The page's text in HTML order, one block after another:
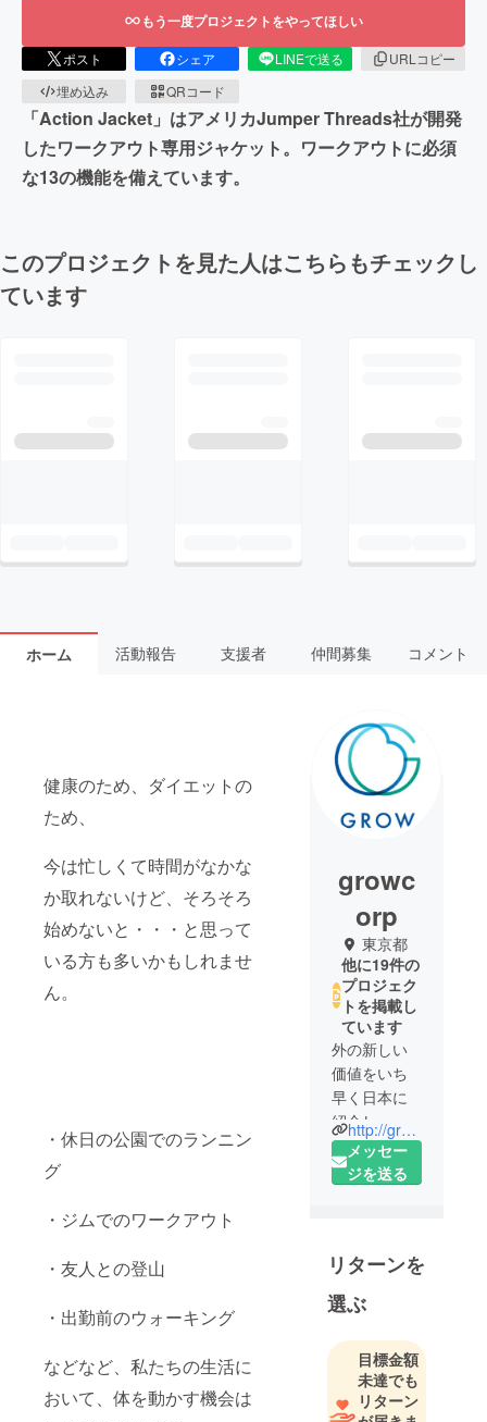
もう一度プロジェクトをやってほしい
ポスト シェア LINEで送る
URLコピー
埋め込み
QRコード
「Action Jacket」はアメリカJumper Threads社が開発
したワークアウト専用ジャケット。ワークアウトに必須
な13の機能を備えています。
このプロジェクトを見た人はこちらもチェックし
ています
ホーム 活動報告 支援者 仲間募集 コメント
健康のため、ダイエットの
ため、
今は忙しくて時間がなかな
か取れないけど、そろそろ
始めないと・・・と思って
いる方も多いかもしれませ
ん。
・休日の公園でのランニン
グ
・ジムでのワークアウト
・友人との登山
・出勤前のウォーキング
などなど、私たちの生活に
おいて、体を動かす機会は
growc
orp
東京都
他に19件の
プロジェク
トを掲載し
ています
外の新しい
価値をいち
早く日本に
紹介し、そ
の感動をみ
なさまと共
それができ
る日本一の
会社になる
のが私たち
の目標で
す。どんな
に素晴らし
http://grows.co.jp/
メッセー
ジを送る
リターンを
選ぶ
目標金額
未達でも
リターン